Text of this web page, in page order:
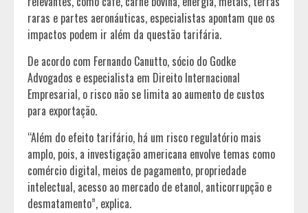
raras e partes aeronáuticas, especialistas apontam que os
impactos podem ir além da questão tarifária.
De acordo com Fernando Canutto, sócio do Godke
Advogados e especialista em Direito Internacional
Empresarial, o risco não se limita ao aumento de custos
para exportação.
“Além do efeito tarifário, há um risco regulatório mais
amplo, pois, a investigação americana envolve temas como
comércio digital, meios de pagamento, propriedade
intelectual, acesso ao mercado de etanol, anticorrupção e
desmatamento”, explica.